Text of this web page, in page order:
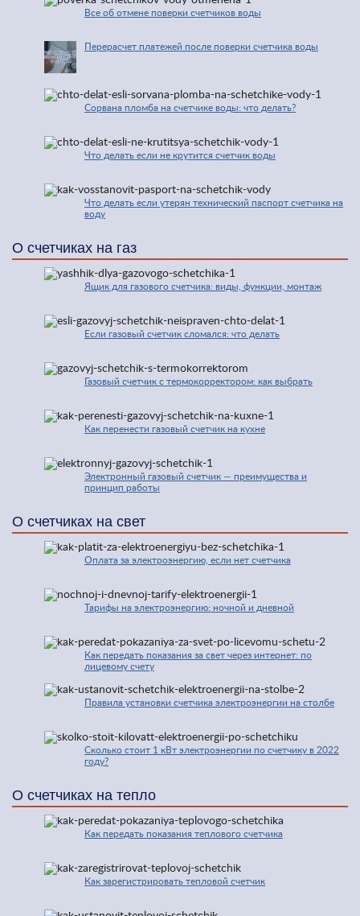
Все об отмене поверки счетчиков воды
Перерасчет платежей после поверки счетчика воды
Сорвана пломба на счетчике воды: что делать?
Что делать если не крутится счетчик воды
Что делать если утерян технический паспорт счетчика на
воду
О счетчиках на газ
Ящик для газового счетчика: виды, функции, монтаж
Если газовый счетчик сломался: что делать
Газовый счетчик с термокорректором: как выбрать
Как перенести газовый счетчик на кухне
Электронный газовый счетчик — преимущества и
принцип работы
О счетчиках на свет
Оплата за электроэнергию, если нет счетчика
Тарифы на электроэнергию: ночной и дневной
Как передать показания за свет через интернет: по
лицевому счету
Правила установки счетчика электроэнергии на столбе
Сколько стоит 1 кВт электроэнергии по счетчику в 2022
году?
О счетчиках на тепло
Как передать показания теплового счетчика
Как зарегистрировать тепловой счетчик